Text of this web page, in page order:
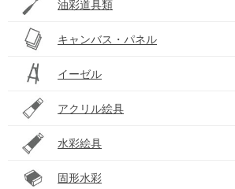
油彩道具類
キャンバス・パネル
イーゼル
アクリル絵具
水彩絵具
固形水彩